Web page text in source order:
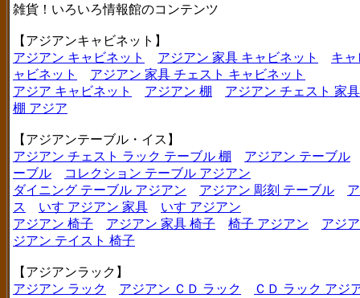
雑貨！いろいろ情報館のコンテンツ
【アジアンキャビネット】
アジアン キャビネット
アジアン 家具 キャビネット
キャ
ャビネット
アジアン 家具 チェスト キャビネット
アジア キャビネット
アジアン 棚
アジアン チェスト 家
棚 アジア
【アジアンテーブル・イス】
アジアン チェスト ラック テーブル 棚
アジアン テーブル
ーブル
コレクション テーブル アジアン
ダイニング テーブル アジアン
アジアン 彫刻 テーブル
ス
いす アジアン 家具
いす アジアン
アジアン 椅子
アジアン 家具 椅子 椅子 アジアン
アジ
ジアン テイスト 椅子
【アジアンラック】
アジアン ラック
アジアン ＣＤ ラック
ＣＤ ラック アジ